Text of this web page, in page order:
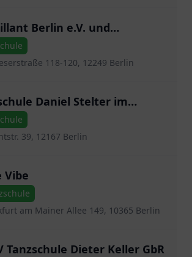
Berlin e.V. und
Brillant
118-120, 12249 Berlin
Daniel Stelter im
Club Berlin e.V.
39, 12167 Berlin
Vibe
am Mainer Allee 149, 10365 Berlin
Tanzschule Dieter Keller GbR